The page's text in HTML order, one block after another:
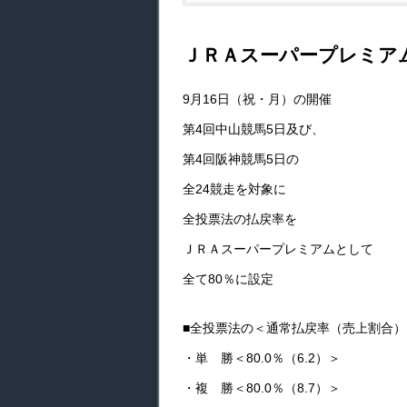
ＪＲＡスーパープレミア
9月16日（祝・月）の開催
第4回中山競馬5日及び、
第4回阪神競馬5日の
全24競走を対象に
全投票法の払戻率を
ＪＲＡスーパープレミアムとして
全て80％に設定
■全投票法の＜通常払戻率（売上割合
・単 勝＜80.0％（6.2）＞
・複 勝＜80.0％（8.7）＞